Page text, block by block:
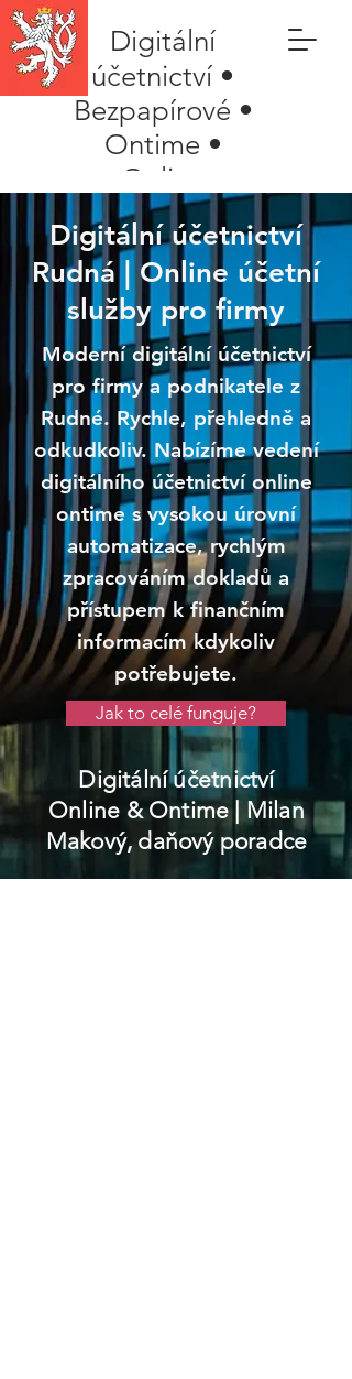
Digitální
účetnictví •
Bezpapírové •
Ontime •
Online
Digitální účetnictví
Rudná | Online účetní
služby pro firmy
Moderní digitální účetnictví
pro firmy a podnikatele z
Rudné. Rychle, přehledně a
odkudkoliv. Nabízíme vedení
digitálního účetnictví online
ontime s vysokou úrovní
automatizace, rychlým
zpracováním dokladů a
přístupem k finančním
informacím kdykoliv
potřebujete.
Jak to celé funguje?
Digitální účetnictví
Online & Ontime| Milan
Makový, daňový poradce